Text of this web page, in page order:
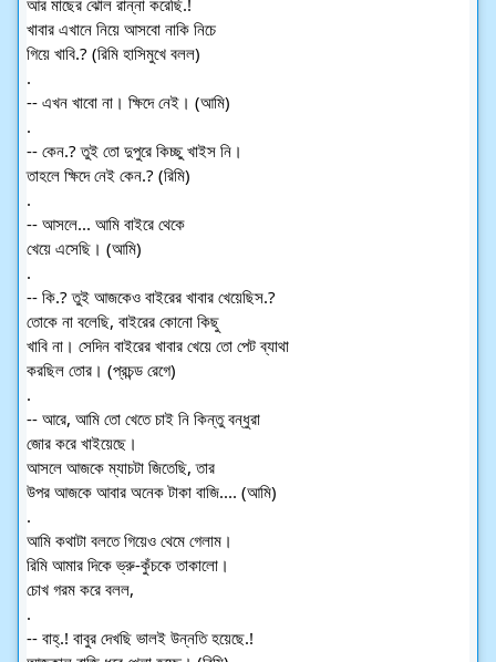
খাবার এখানে নিয়ে আসবো নাকি নিচে
গিয়ে খাবি.? (রিমি হাসিমুখে বলল)
.
-- এখন খাবো না। ক্ষিদে নেই। (আমি)
.
-- কেন.? তুই তো দুপুরে কিচ্ছু খাইস নি।
তাহলে ক্ষিদে নেই কেন.? (রিমি)
.
-- আসলে... আমি বাইরে থেকে
খেয়ে এসেছি। (আমি)
.
-- কি.? তুই আজকেও বাইরের খাবার খেয়েছিস.?
তোকে না বলেছি, বাইরের কোনো কিছু
খাবি না। সেদিন বাইরের খাবার খেয়ে তো পেট ব্যাথা
করছিল তোর। (প্রচন্ড রেগে)
.
-- আরে, আমি তো খেতে চাই নি কিন্তু বন্ধুরা
জোর করে খাইয়েছে।
আসলে আজকে ম্যাচটা জিতেছি, তার
উপর আজকে আবার অনেক টাকা বাজি.... (আমি)
.
আমি কথাটা বলতে গিয়েও থেমে গেলাম।
রিমি আমার দিকে ভ্রু-কুঁচকে তাকালো।
চোখ গরম করে বলল,
.
-- বাহ্.! বাবুর দেখছি ভালই উন্নতি হয়েছে.!